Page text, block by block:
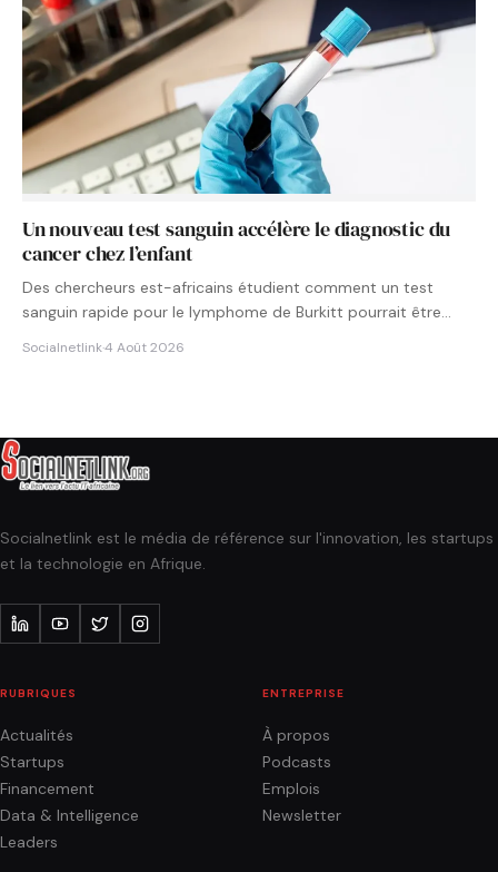
Un nouveau test sanguin accélère le diagnostic du
cancer chez l’enfant
Des chercheurs est-africains étudient comment un test
sanguin rapide pour le lymphome de Burkitt pourrait être
Socialnetlink·4 Août 2026
Socialnetlink est le média de référence sur l'innovation, les startups
et la technologie en Afrique.
RUBRIQUES
Actualités
Startups
Financement
Data & Intelligence
Leaders
ENTREPRISE
À propos
Podcasts
Emplois
Newsletter